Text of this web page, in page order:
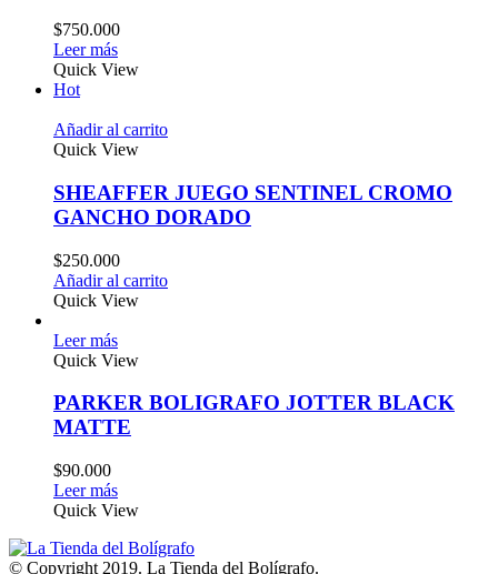
$750.000
Leer más
Quick View
Hot
Añadir al carrito
Quick View
SHEAFFER JUEGO SENTINEL CROMO
GANCHO DORADO
$250.000
Añadir al carrito
Quick View
Leer más
Quick View
PARKER BOLIGRAFO JOTTER BLACK
MATTE
$90.000
Leer más
Quick View
© Copyright 2019. La Tienda del Bolígrafo.